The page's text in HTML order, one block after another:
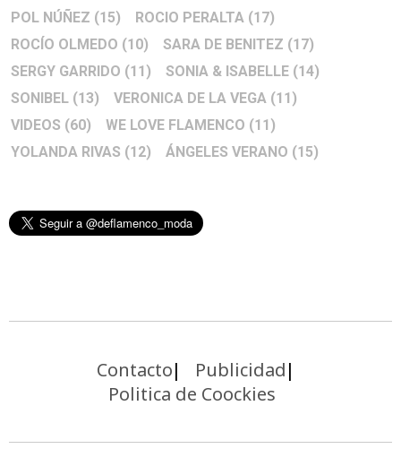
POL NÚÑEZ (15) ROCIO PERALTA (17)
ROCÍO OLMEDO (10) SARA DE BENITEZ (17)
SERGY GARRIDO (11) SONIA & ISABELLE (14)
SONIBEL (13) VERONICA DE LA VEGA (11)
VIDEOS (60) WE LOVE FLAMENCO (11)
YOLANDA RIVAS (12) ÁNGELES VERANO (15)
Contacto
Publicidad
Politica de Coockies